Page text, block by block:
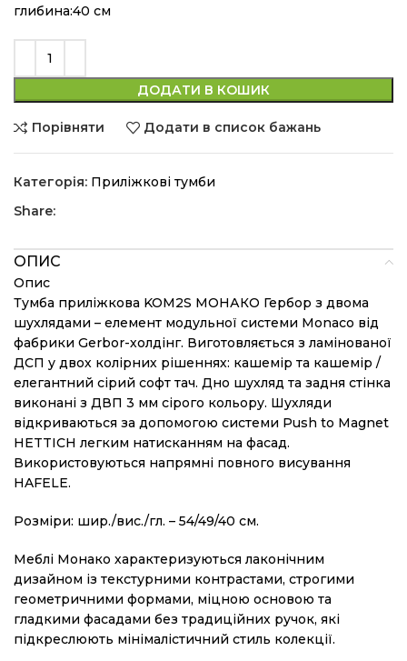
глибина:40 см
ДОДАТИ В КОШИК
Порівняти Додати в список бажань
Категорія: Приліжкові тумби
Share:
ОПИС
Опис
Тумба приліжкова KOM2S МОНАКО Гербор з двома
шухлядами – елемент модульної системи Monaco від
фабрики Gerbor-холдiнг. Виготовляється з ламінованої
ДСП у двох колірних рішеннях: кашемір та кашемір /
елегантний сірий софт тач. Дно шухляд та задня стінка
виконані з ДВП 3 мм сірого кольору. Шухляди
відкриваються за допомогою системи Push to Magnet
HETTICH легким натисканням на фасад.
Використовуються напрямні повного висування
HAFELE.
Розміри: шир./вис./гл. – 54/49/40 см.
Меблі Монако характеризуються лаконічним
дизайном із текстурними контрастами, строгими
геометричними формами, міцною основою та
гладкими фасадами без традиційних ручок, які
підкреслюють мінімалістичний стиль колекції.